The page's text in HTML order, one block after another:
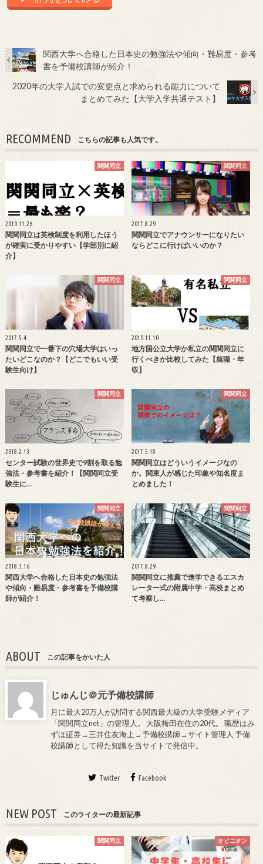
関西大学へ合格した日本史の勉強法や傾向・難易度・参考
書を予備校講師が紹介！
2020年の大学入試での変更点と求められる能力について
まとめてみた【大学入学共通テスト】
RECOMMEND こちらの記事も人気です。
関関同立
2019.11.26
関関同立は英検制度を利用したほう
が確実に受かりやすい【学部別に紹
介】
関関同立
2017.8.29
関関同立でアナウンサーになりたい
ならどこに行けばいいのか？
関関同立
2017.5.4
関関同立で一番下の穴場大学はいっ
たいどこなのか？【どこでもいい受
験生向け】
関関同立
2019.11.10
地方国公立大学か私立の関関同立に
行くべきか比較してみた【就職・年
収】
関関同立
2018.2.13
センター試験の世界史で9割を取る勉
強法・参考書を紹介！【関関同立受
験生に…
関関同立
2017.5.18
関関同立はどういうイメージなの
か。関東人が感じた印象や知名度ま
とめました！
関関同立
2018.3.16
関西大学へ合格した日本史の勉強法
や傾向・難易度・参考書を予備校講
師が紹介！
関関同立
2017.8.29
関関同立に推薦で進学できるエスカ
レーター式の附属中学・高校まとめ
て考察し…
ABOUT この記事をかいた人
じゅんじ＠元予備校講師
月に最大20万人が訪問する関西最大級の大学受験メディア
「関関同立net」の管理人。 大阪梅田在住の20代。 職歴はみ
ずほ証券→三井住友海上→予備校講師→サイト管理人 予備
校講師として得た知識を当サイトで発信中。
Twitter Facebook
NEW POST このライターの最新記事
関関同立 オピニオン